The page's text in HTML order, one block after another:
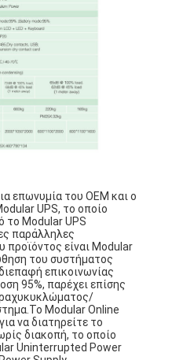
επωνυμία του OEM και ο
UPS, το οποίο
το Modular UPS
παράλληλες
προϊόντος είναι Modular
του συστήματος
επικοινωνίας
95%, παρέχει επίσης
Modular Online
να διατηρείτε το
διακοπή, το οποίο
Uninterrupted Power